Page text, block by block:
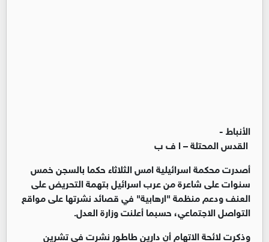
الأنباط -
القدس المحتلة – ا ف ب
أصدرت محكمة اسرائيلية امس الثلاثاء حكما بالسجن خمس
سنوات على شاعرة من عرب اسرائيل بتهمة التحريض على
العنف ودعم منظمة "ارهابية" في قصائد نشرتها على مواقع
التواصل الاجتماعي، حسبما أعلنت وزارة العدل.
وذكرت لائحة الاتهام أن دارين طاطور نشرت في تشرين